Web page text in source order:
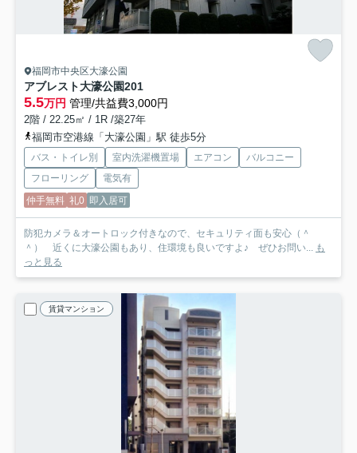
福岡市中央区大濠公園
アブレスト大濠公園201
5.5万円 管理/共益費3,000円
2階 / 22.25㎡ / 1R /築27年
福岡市空港線「大濠公園」駅 徒歩5分
バス・トイレ別 室内洗濯機置場 エアコン
バルコニー
フローリング
電気有
仲手無料 礼0 即入居可
防犯カメラ＆オートロック付きなので、セキュリティ面も安心（＾
＾） 近くに大濠公園もあり、住環境も良いですよ♪ ぜひお問い... も
っと見る
賃貸マンション